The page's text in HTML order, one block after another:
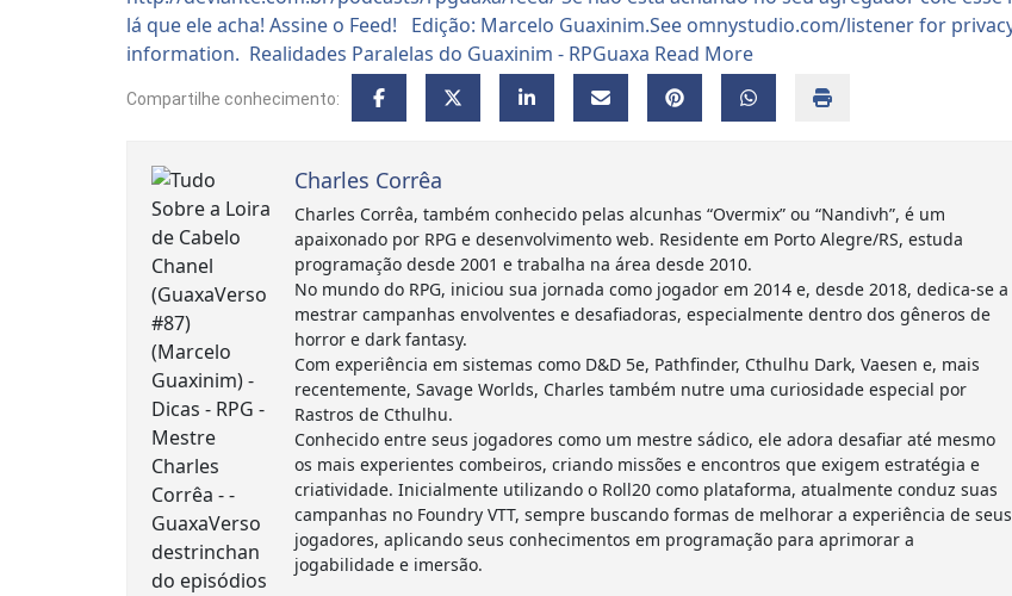
Compartilhe conhecimento:
Charles Corrêa
Charles Corrêa, também conhecido pelas alcunhas “Overmix” ou “Nandivh”, é um
apaixonado por RPG e desenvolvimento web. Residente em Porto Alegre/RS, estuda
programação desde 2001 e trabalha na área desde 2010.
No mundo do RPG, iniciou sua jornada como jogador em 2014 e, desde 2018, dedica-se a
mestrar campanhas envolventes e desafiadoras, especialmente dentro dos gêneros de
horror e dark fantasy.
Com experiência em sistemas como D&D 5e, Pathfinder, Cthulhu Dark, Vaesen e, mais
recentemente, Savage Worlds, Charles também nutre uma curiosidade especial por
Rastros de Cthulhu.
Conhecido entre seus jogadores como um mestre sádico, ele adora desafiar até mesmo
os mais experientes combeiros, criando missões e encontros que exigem estratégia e
criatividade. Inicialmente utilizando o Roll20 como plataforma, atualmente conduz suas
campanhas no Foundry VTT, sempre buscando formas de melhorar a experiência de seus
jogadores, aplicando seus conhecimentos em programação para aprimorar a
jogabilidade e imersão.